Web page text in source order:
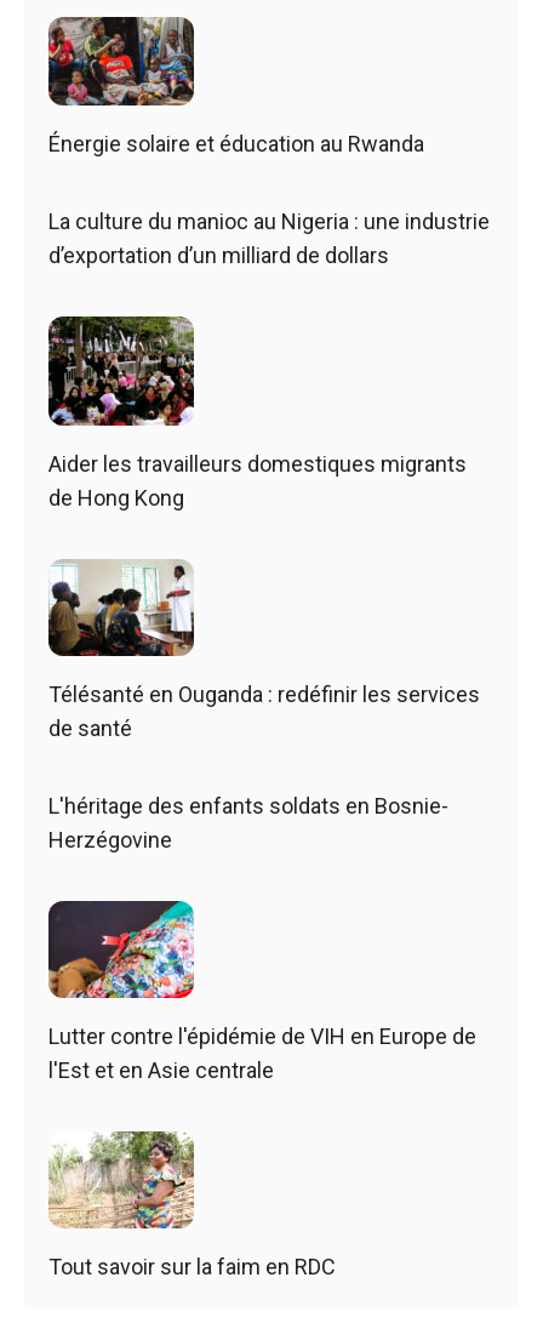
Énergie solaire et éducation au Rwanda
La culture du manioc au Nigeria : une industrie
d’exportation d’un milliard de dollars
Aider les travailleurs domestiques migrants
de Hong Kong
Télésanté en Ouganda : redéfinir les services
de santé
L'héritage des enfants soldats en Bosnie-
Herzégovine
Lutter contre l'épidémie de VIH en Europe de
l'Est et en Asie centrale
Tout savoir sur la faim en RDC